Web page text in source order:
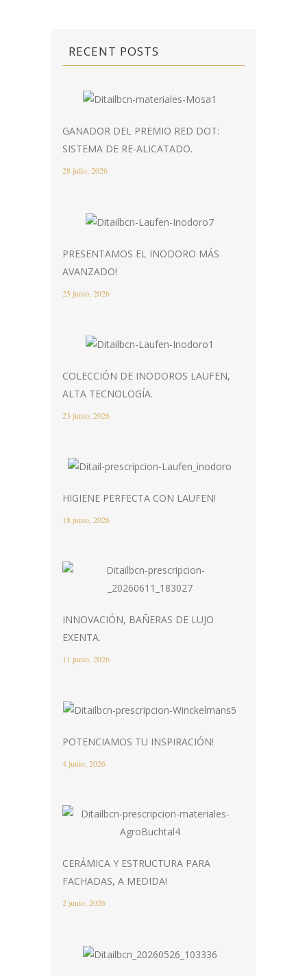
RECENT POSTS
GANADOR DEL PREMIO RED DOT:
SISTEMA DE RE-ALICATADO.
28 julio, 2026
PRESENTAMOS EL INODORO MÁS
AVANZADO!
25 junio, 2026
COLECCIÓN DE INODOROS LAUFEN,
ALTA TECNOLOGÍA.
23 junio, 2026
HIGIENE PERFECTA CON LAUFEN!
18 junio, 2026
INNOVACIÓN, BAÑERAS DE LUJO
EXENTA.
11 junio, 2026
POTENCIAMOS TU INSPIRACIÓN!
4 junio, 2026
CERÁMICA Y ESTRUCTURA PARA
FACHADAS, A MEDIDA!
2 junio, 2026